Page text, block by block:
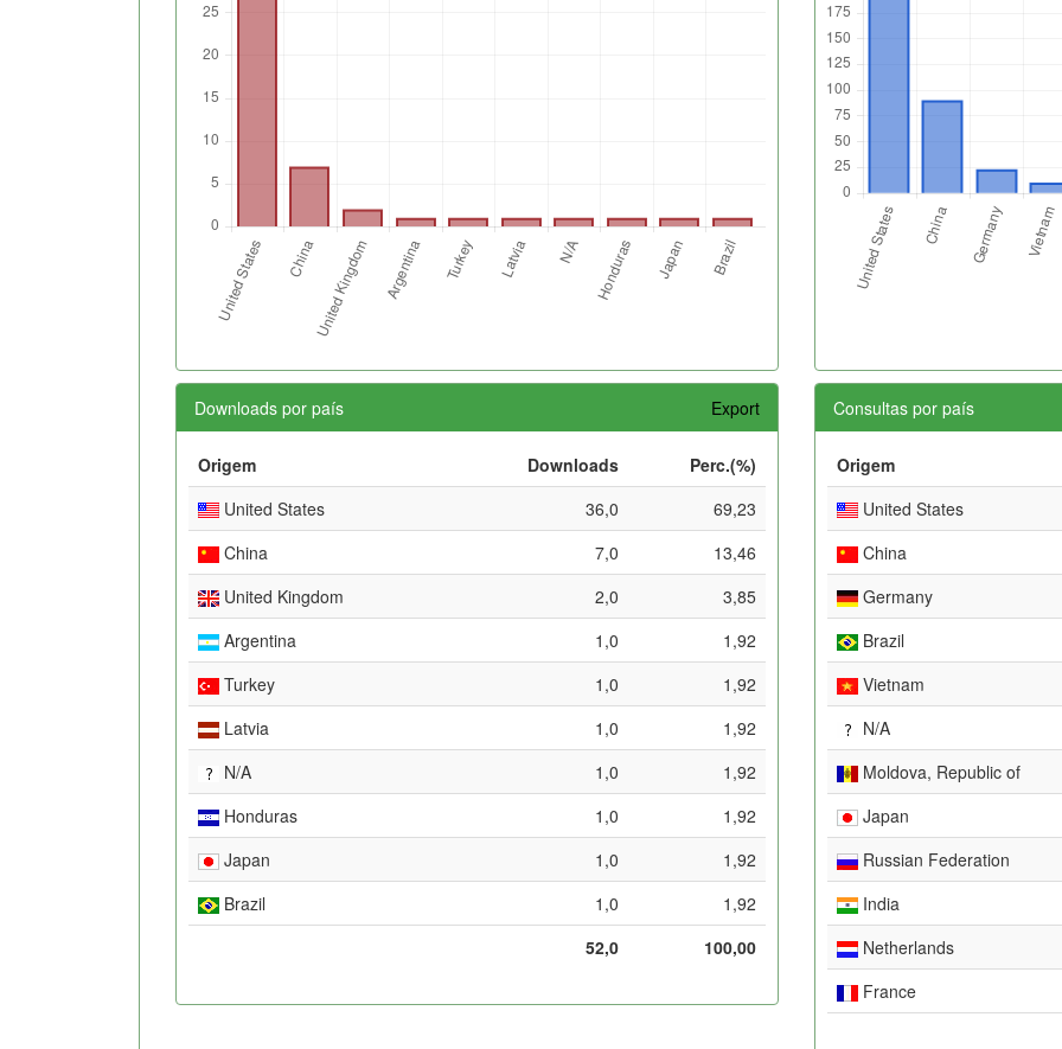
Downloads por país Export
Origem Downloads
Perc.(%)
United States
36,0
69,23
China
7,0
13,46
United Kingdom
2,0
3,85
Argentina
1,0
1,92
Turkey
1,0
1,92
Latvia
1,0
1,92
N/A
1,0
1,92
Honduras
1,0
1,92
Japan
1,0
1,92
Brazil
1,0
1,92
52,0
100,00
Consultas por país
Origem
United States
China
Germany
Brazil
Vietnam
N/A
Moldova, Republic of
Japan
Russian Federation
India
Netherlands
France